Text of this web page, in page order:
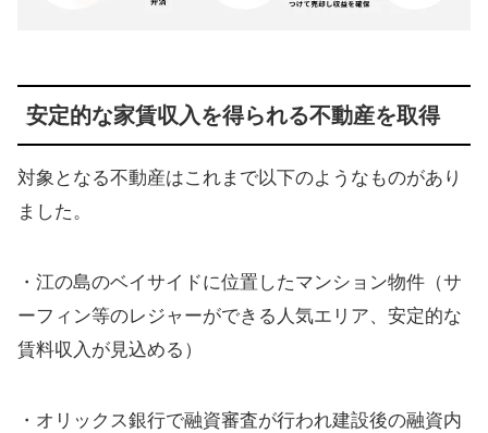
安定的な家賃収入を得られる不動産を取得
対象となる不動産はこれまで以下のようなものがあり
ました。
・江の島のベイサイドに位置したマンション物件（サ
ーフィン等のレジャーができる人気エリア、安定的な
賃料収入が見込める）
・オリックス銀行で融資審査が行われ建設後の融資内